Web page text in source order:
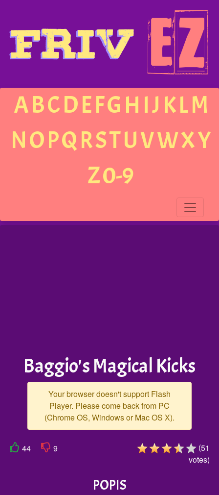
ABCDEFGH IJ KLM
NOPQRSTUVWXY
Z0-9
Baggio's Magical Kicks
Your browser doesn't support Flash
Player. Please come back from PC
(Chrome OS, Windows or Mac OS X).
44 9 (51
votes)
POPIS